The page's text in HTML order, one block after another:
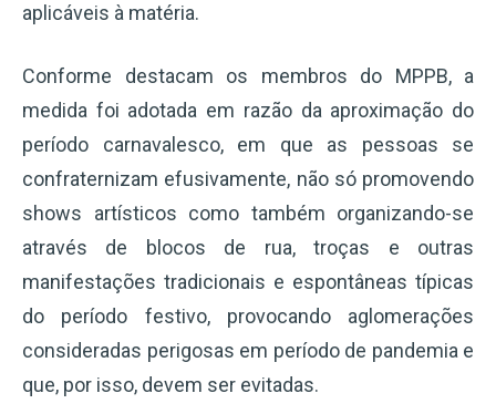
aplicáveis à matéria.
Conforme destacam os membros do MPPB, a
medida foi adotada em razão da aproximação do
período carnavalesco, em que as pessoas se
confraternizam efusivamente, não só promovendo
shows artísticos como também organizando-se
através de blocos de rua, troças e outras
manifestações tradicionais e espontâneas típicas
do período festivo, provocando aglomerações
consideradas perigosas em período de pandemia e
que, por isso, devem ser evitadas.